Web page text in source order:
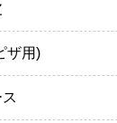
ザ用)